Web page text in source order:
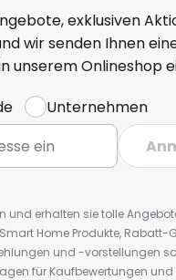
exklusiven
wir senden Ihnen
unserem Onlineshop
Unternehmen
und erhalten sie tolle
Home Produkte, Rabatt-
und -vorstellungen
für Kaufbewertungen und